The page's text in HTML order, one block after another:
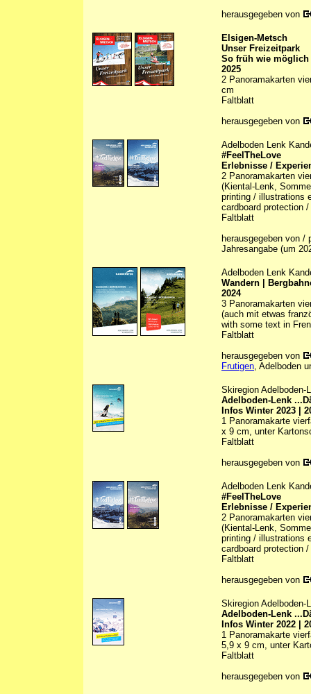
herausgegeben von
Elsigen-Metsch
Unser Freizeitpark
So früh wie möglich
2025
2 Panoramakarten
cm
Faltblatt
herausgegeben von
Adelboden Lenk
#FeelTheLove
Erlebnisse /
2 Panoramakarten
(Kiental-Lenk,
printing / illustrations
cardboard protection
Faltblatt
herausgegeben von
Jahresangabe (um
Adelboden Lenk
Wandern |
2024
3 Panoramakarten
(auch mit etwas
with some text in
Faltblatt
herausgegeben von
Frutigen, Adelboden
Skiregion Adelboden-
Adelboden-Lenk
Infos Winter 2023 |
1 Panoramakarte
x 9 cm, unter
Faltblatt
herausgegeben von
Adelboden Lenk
#FeelTheLove
Erlebnisse /
2 Panoramakarten
(Kiental-Lenk,
printing / illustrations
cardboard protection
Faltblatt
herausgegeben von
Skiregion Adelboden-
Adelboden-Lenk
Infos Winter 2022 |
1 Panoramakarte
5,9 x 9 cm, unter
Faltblatt
herausgegeben von